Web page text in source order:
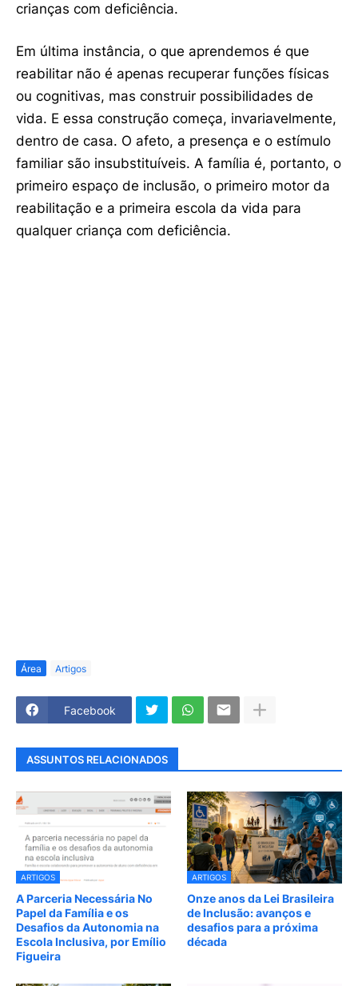
crianças com deficiência.
Em última instância, o que aprendemos é que
reabilitar não é apenas recuperar funções físicas
ou cognitivas, mas construir possibilidades de
vida. E essa construção começa, invariavelmente,
dentro de casa. O afeto, a presença e o estímulo
familiar são insubstituíveis. A família é, portanto, o
primeiro espaço de inclusão, o primeiro motor da
reabilitação e a primeira escola da vida para
qualquer criança com deficiência.
Área Artigos
Facebook
ASSUNTOS RELACIONADOS
ARTIGOS
A Parceria Necessária No
Papel da Família e os
Desafios da Autonomia na
Escola Inclusiva, por Emílio
Figueira
ARTIGOS
Onze anos da Lei Brasileira
de Inclusão: avanços e
desafios para a próxima
década